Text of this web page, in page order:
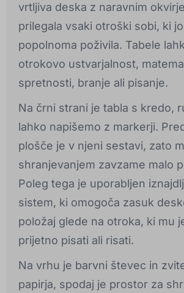
vrtljiva deska z naravnim
prilegala vsaki otroški sobi, ki
popolnoma poživila. Tabele
otrokovo ustvarjalnost,
spretnosti, branje ali pisanje.
Na črni strani je tabla s kredo,
lahko napišemo z markerji.
plošče je v njeni sestavi, zato
shranjevanjem zavzame malo
Poleg tega je uporabljen
sistem, ki omogoča zasuk
položaj glede na otroka, ki mu
prijetno pisati ali risati.
Na vrhu je barvni števec in
papirja, spodaj je prostor za